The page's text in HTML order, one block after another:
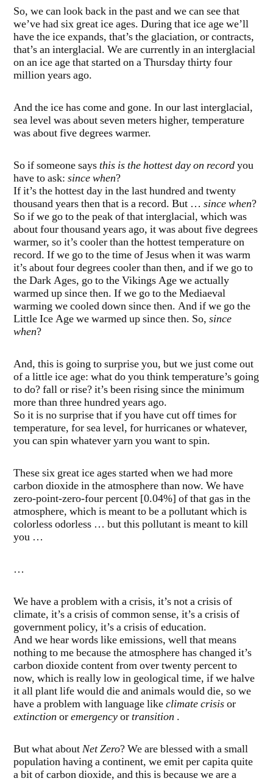
So, we can look back in the past and we can see that
we’ve had six great ice ages. During that ice age we’ll
have the ice expands, that’s the glaciation, or contracts,
that’s an interglacial. We are currently in an interglacial
on an ice age that started on a Thursday thirty four
million years ago.
And the ice has come and gone. In our last interglacial,
sea level was about seven meters higher, temperature
was about five degrees warmer.
So if someone saysthis is the hottest day on recordyou
have to ask: since when?
If it’s the hottest day in the last hundred and twenty
thousand years then that is a record. But … since when?
So if we go to the peak of that interglacial, which was
about four thousand years ago, it was about five degrees
warmer, so it’s cooler than the hottest temperature on
record. If we go to the time of Jesus when it was warm
it’s about four degrees cooler than then, and if we go to
the Dark Ages, go to the Vikings Age we actually
warmed up since then. If we go to the Mediaeval
warming we cooled down since then. And if we go the
Little Ice Age we warmed up since then. So, since
when?
And, this is going to surprise you, but we just come out
of a little ice age: what do you think temperature’s going
to do? fall or rise? it’s been rising since the minimum
more than three hundred years ago.
So it is no surprise that if you have cut off times for
temperature, for sea level, for hurricanes or whatever,
you can spin whatever yarn you want to spin.
These six great ice ages started when we had more
carbon dioxide in the atmosphere than now. We have
zero-point-zero-four percent [0.04%] of that gas in the
atmosphere, which is meant to be a pollutant which is
colorless odorless … but this pollutant is meant to kill
you …
…
We have a problem with a crisis, it’s not a crisis of
climate, it’s a crisis of common sense, it’s a crisis of
government policy, it’s a crisis of education.
And we hear words like emissions, well that means
nothing to me because the atmosphere has changed it’s
carbon dioxide content from over twenty percent to
now, which is really low in geological time, if we halve
it all plant life would die and animals would die, so we
have a problem with language likeclimate crisisor
extinction oremergencyortransition .
But what aboutNet Zero? We are blessed with a small
population having a continent, we emit per capita quite
a bit of carbon dioxide, and this is because we are a